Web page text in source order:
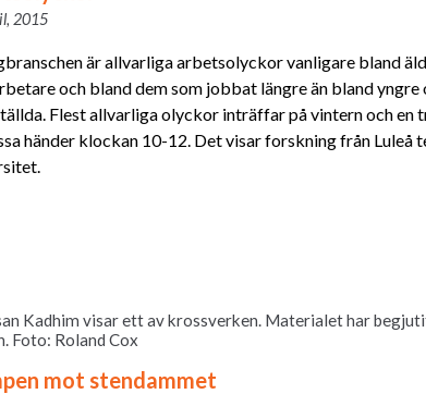
2015
är allvarliga arbetsolyckor vanligare bland
och bland dem som jobbat längre än bland yngre
Flest allvarliga olyckor inträffar på vintern och en
händer klockan 10-12. Det visar forskning från Luleå
Kadhim visar ett av krossverken. Materialet har
Foto: Roland Cox
mot stendammet